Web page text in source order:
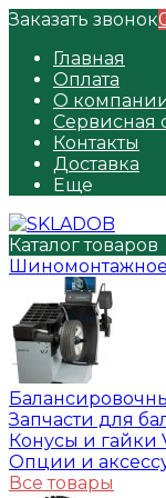
Заказать звонок
Главная
Оплата
О
Сервисная
Контакты
Доставка
Еще
Каталог товаров
Запчасти для
Конусы и гайки
Опции и
Все товары